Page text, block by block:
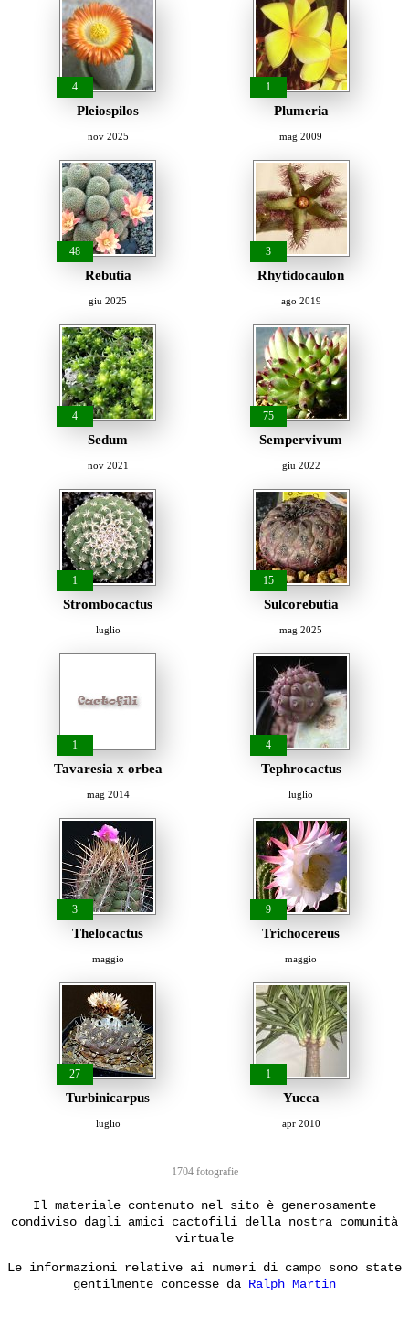
4
Pleiospilos
nov 2025
1
Plumeria
mag 2009
48
Rebutia
giu 2025
3
Rhytidocaulon
ago 2019
4
Sedum
nov 2021
75
Sempervivum
giu 2022
1
Strombocactus
luglio
15
Sulcorebutia
mag 2025
1
Tavaresia x orbea
mag 2014
4
Tephrocactus
luglio
3
Thelocactus
maggio
9
Trichocereus
maggio
27
Turbinicarpus
luglio
1
Yucca
apr 2010
1704 fotografie
Il materiale contenuto nel sito è generosamente
condiviso dagli amici cactofili della nostra comunità
virtuale
Le informazioni relative ai numeri di campo sono state
gentilmente concesse da Ralph Martin